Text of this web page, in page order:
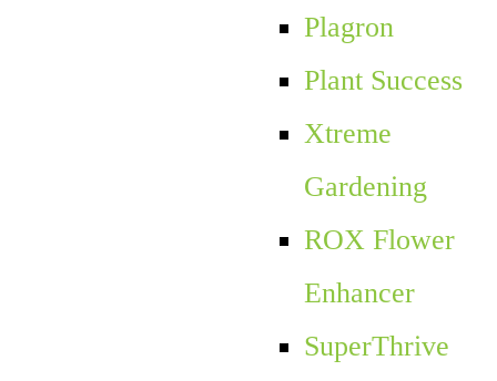
Plagron
Plant Success
Xtreme
Gardening
ROX Flower
Enhancer
SuperThrive